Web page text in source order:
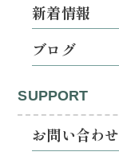
新着情報
ブログ
SUPPORT
お問い合わせ